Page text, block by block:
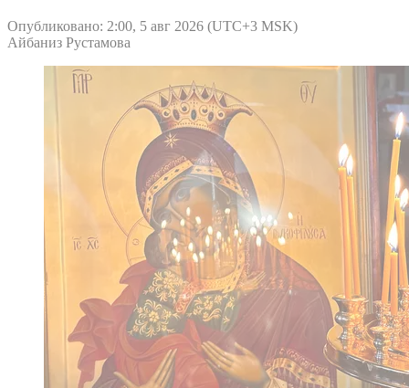
Опубликовано: 2:00, 5 авг 2026 (UTC+3 MSK)
Айбаниз Рустамова